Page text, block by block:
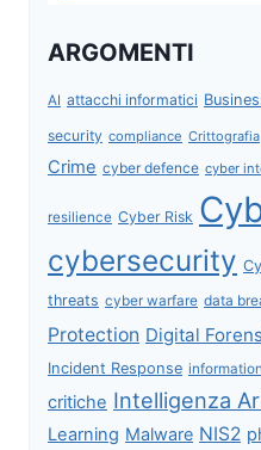
ARGOMENTI
AI attacchi informatici
security compliance Crittografia
Crime cyber defence cyber
resilience Cyber Risk
cybersecurity
threats cyber warfare data
Protection Digital
Incident Response
critiche Intelligenza
Learning Malware NIS2